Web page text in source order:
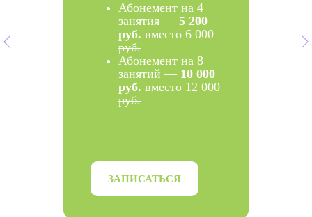
Абонемент на 4
занятия — 5 200
руб. вместо 6 000
руб.
Абонемент на 8
занятий — 10 000
руб. вместо 12 000
руб.
ЗАПИСАТЬСЯ